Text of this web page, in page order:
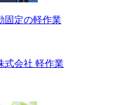
固定の軽作業
式会社 軽作業